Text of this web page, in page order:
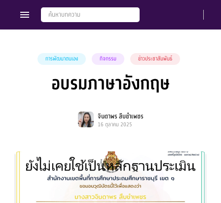
การพัฒนาตนเอง กิจกรรม ข่าวประชาสัมพันธ์
อบรมภาษาอังกฤษ
จินดาพร สืบขำเพชร
16 ตุลาคม 2025
Groups